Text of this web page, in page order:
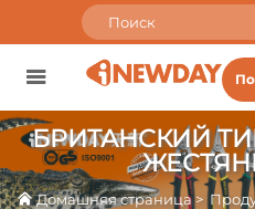
БРИТАНСКИЙ
Домашняя страница>